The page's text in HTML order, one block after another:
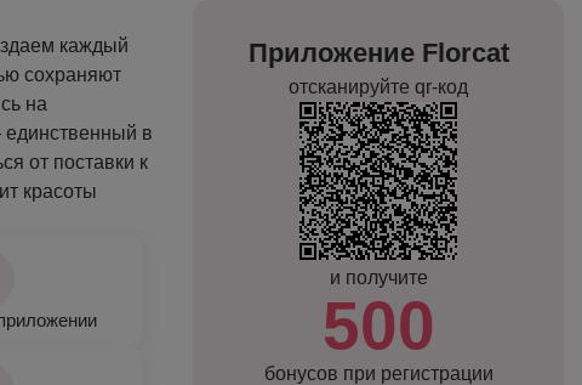
каждый
сохраняют
на
в
от поставки к
красоты
Приложение Florcat
отсканируйте qr-код
и получите
500
бонусов при регистрации